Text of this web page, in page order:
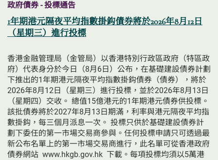
政府債券 - 投標通告
1年期港元隔夜平均指數掛鈎債券將於2026年8月12日
（星期三）進行投標
香港金融管理局（金管局）以香港特別行政區政府（特區政
府）代表身分於今日（8月6日）公布，在基礎建設債券計劃
下推出的1年期港元隔夜平均指數掛鈎債券（債券），將於
2026年8月12日（星期三）進行投標，並於2026年8月13日
（星期四）交收。 總值15億港元的1年期港元債券供投標。
該批債券將於2027年8月13日期滿，利率與港元隔夜平均指
數掛鈎，每三個月派息一次。 投標只供於基礎建設債券計
劃下委任的第一市場交易商參與。任何投標申請只可透過最
新公布名單上的第一市場交易商進行，此名單可從香港政府
債券網站  www.hkgb.gov.hk  下載。每項投標均須以5萬港